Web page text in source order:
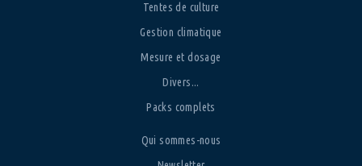
Tentes de culture
Gestion climatique
Mesure et dosage
Divers...
Packs complets
Qui sommes-nous